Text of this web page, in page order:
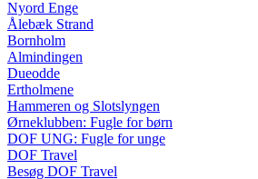
Nyord Enge
Ålebæk Strand
Bornholm
Almindingen
Dueodde
Ertholmene
Hammeren og Slotslyngen
Ørneklubben: Fugle for børn
DOF UNG: Fugle for unge
DOF Travel
Besøg DOF Travel